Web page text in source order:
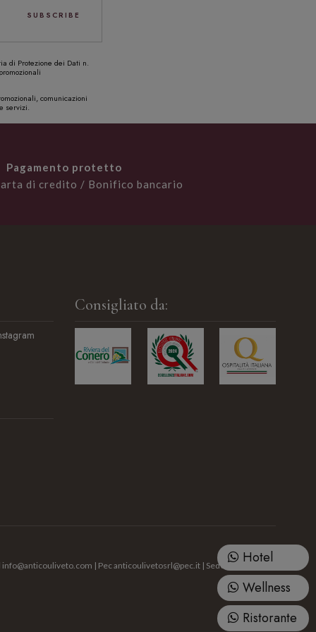
di Protezione dei Dati n.
comunicazioni
servizi.
Pagamento protetto
di credito / Bonifico bancario
Consigliato da:
info@anticouliveto.com | Pecanticoulivetosrl@pec.it | Sede: Via Palazzo
Ristorante
Wellness
Hotel